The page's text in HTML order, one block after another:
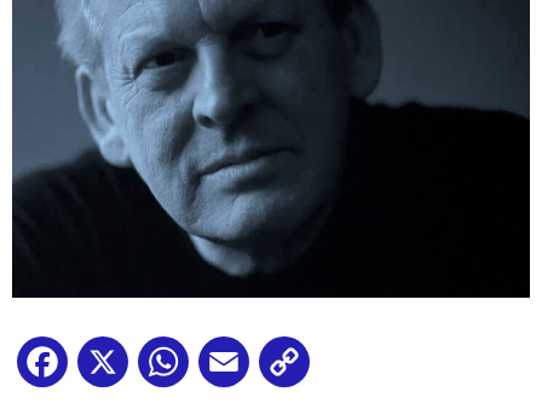
Facebook
X WhatsApp
Email